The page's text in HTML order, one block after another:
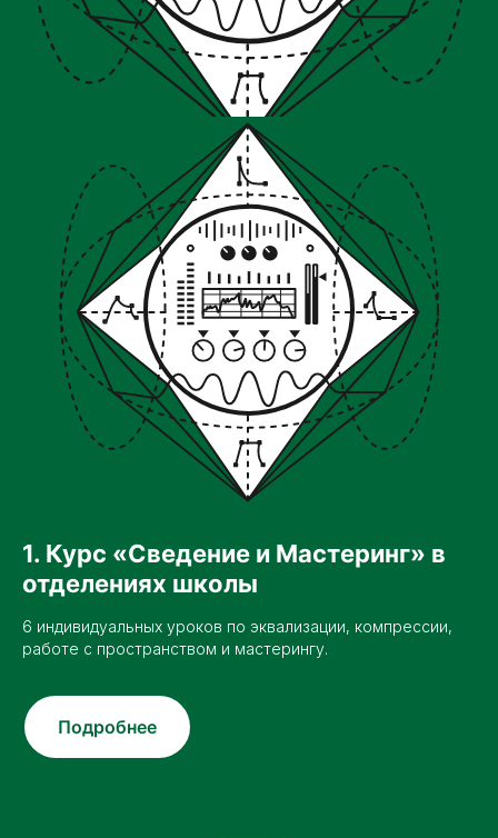
1. Курс «Сведение и Мастеринг» в
отделениях школы
6 индивидуальных уроков по эквализации, компрессии,
работе с пространством и мастерингу.
Подробнее